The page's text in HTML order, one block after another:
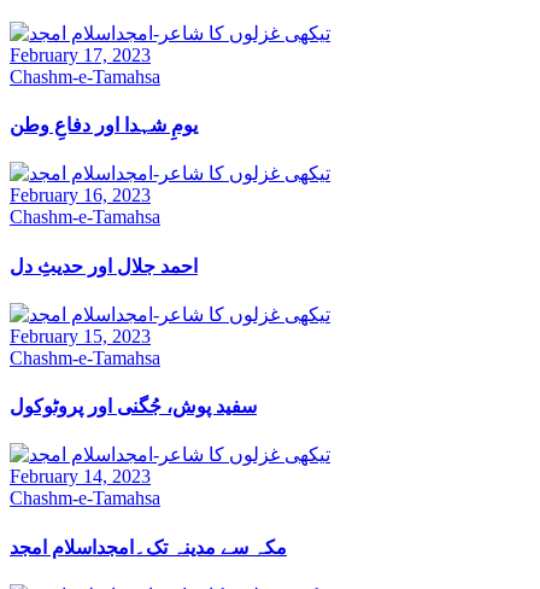
February 17, 2023
Chashm-e-Tamahsa
یومِ شہدا اور دفاعِ وطن
February 16, 2023
Chashm-e-Tamahsa
احمد جلال اور حدیثِ دل
February 15, 2023
Chashm-e-Tamahsa
سفید پوش، جُگنی اور پروٹوکول
February 14, 2023
Chashm-e-Tamahsa
مکہ سے مدینہ تک۔امجداسلام امجد